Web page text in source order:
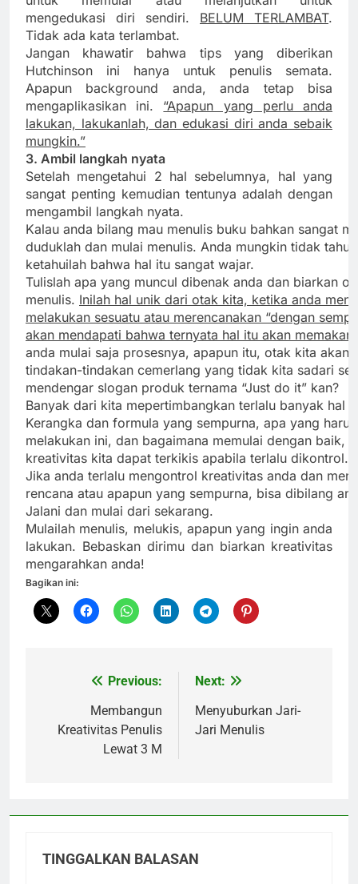
mengedukasi diri sendiri. BELUM TERLAMBAT.
Tidak ada kata terlambat.
Jangan khawatir bahwa tips yang diberikan
Hutchinson ini hanya untuk penulis semata.
Apapun background anda, anda tetap bisa
mengaplikasikan ini. “Apapun yang perlu anda
lakukan, lakukanlah, dan edukasi diri anda sebaik
mungkin.”
3. Ambil langkah nyata
Setelah mengetahui 2 hal sebelumnya, hal yang
sangat penting kemudian tentunya adalah dengan
mengambil langkah nyata.
Kalau anda bilang mau menulis buku bahkan sangat
duduklah dan mulai menulis. Anda mungkin tidak tahu
ketahuilah bahwa hal itu sangat wajar.
Tulislah apa yang muncul dibenak anda dan biarkan
menulis. Inilah hal unik dari otak kita, ketika anda
melakukan sesuatu atau merencanakan “dengan
akan mendapati bahwa ternyata hal itu akan
anda mulai saja prosesnya, apapun itu, otak kita akan
tindakan-tindakan cemerlang yang tidak kita sadari
mendengar slogan produk ternama “Just do it” kan?
Banyak dari kita mepertimbangkan terlalu banyak hal
Kerangka dan formula yang sempurna, apa yang
melakukan ini, dan bagaimana memulai dengan baik,
kreativitas kita dapat terkikis apabila terlalu dikontrol.
Jika anda terlalu mengontrol kreativitas anda dan
rencana atau apapun yang sempurna, bisa dibilang
Jalani dan mulai dari sekarang.
Mulailah menulis, melukis, apapun yang ingin anda
lakukan. Bebaskan dirimu dan biarkan kreativitas
mengarahkan anda!
Bagikan ini:
NavigasiPrevious:
Membangun
Kreativitas Penulis
Lewat 3 M
Next:
Menyuburkan Jari-
Jari Menulis
TINGGALKAN BALASAN